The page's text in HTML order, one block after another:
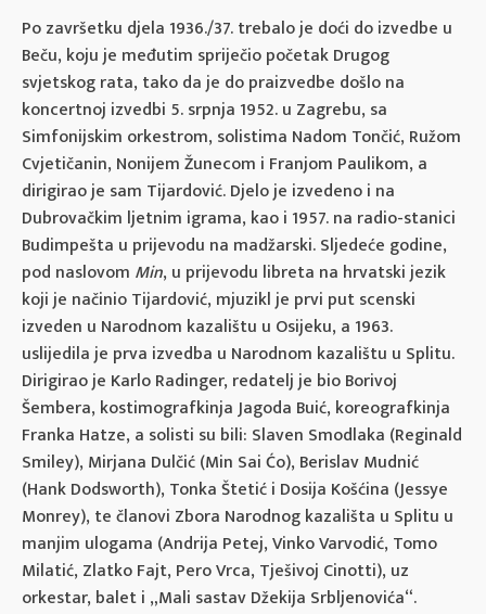
Po završetku djela 1936./37. trebalo je doći do izvedbe u
Beču, koju je međutim spriječio početak Drugog
svjetskog rata, tako da je do praizvedbe došlo na
koncertnoj izvedbi 5. srpnja 1952. u Zagrebu, sa
Simfonijskim orkestrom, solistima Nadom Tončić, Ružom
Cvjetičanin, Nonijem Žunecom i Franjom Paulikom, a
dirigirao je sam Tijardović. Djelo je izvedeno i na
Dubrovačkim ljetnim igrama, kao i 1957. na radio-stanici
Budimpešta u prijevodu na madžarski. Sljedeće godine,
pod naslovom Min, u prijevodu libreta na hrvatski jezik
koji je načinio Tijardović, mjuzikl je prvi put scenski
izveden u Narodnom kazalištu u Osijeku, a 1963.
uslijedila je prva izvedba u Narodnom kazalištu u Splitu.
Dirigirao je Karlo Radinger, redatelj je bio Borivoj
Šembera, kostimografkinja Jagoda Buić, koreografkinja
Franka Hatze, a solisti su bili: Slaven Smodlaka (Reginald
Smiley), Mirjana Dulčić (Min Sai Ćo), Berislav Mudnić
(Hank Dodsworth), Tonka Štetić i Dosija Košćina (Jessye
Monrey), te članovi Zbora Narodnog kazališta u Splitu u
manjim ulogama (Andrija Petej, Vinko Varvodić, Tomo
Milatić, Zlatko Fajt, Pero Vrca, Tješivoj Cinotti), uz
orkestar, balet i „Mali sastav Džekija Srbljenovića“.